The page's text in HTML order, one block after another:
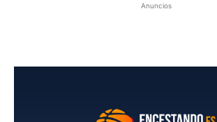
Anuncios